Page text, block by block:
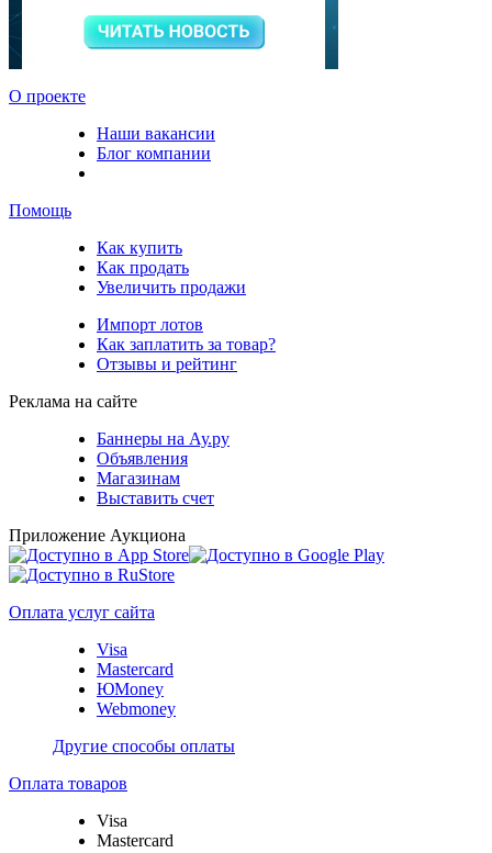
О проекте
Наши вакансии
Блог компании
Помощь
Как купить
Как продать
Увеличить продажи
Импорт лотов
Как заплатить за товар?
Отзывы и рейтинг
Реклама на сайте
Баннеры на Ау.ру
Объявления
Магазинам
Выставить счет
Приложение Аукциона
Оплата услуг сайта
Visa
Mastercard
ЮMoney
Webmoney
Другие способы оплаты
Оплата товаров
Visa
Mastercard